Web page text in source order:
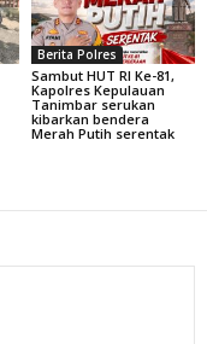
Berita Polres
Sambut HUT RI Ke-81,
Kapolres Kepulauan
Tanimbar serukan
kibarkan bendera
Merah Putih serentak